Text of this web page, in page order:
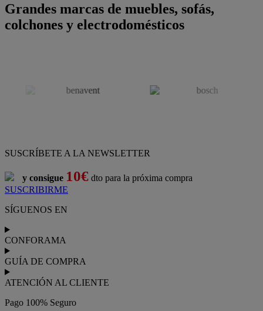
Grandes marcas de muebles, sofás,
colchones y electrodomésticos
SUSCRÍBETE A LA NEWSLETTER
y consigue 10€ dto para la próxima compra
SUSCRIBIRME
SÍGUENOS EN
CONFORAMA
GUÍA DE COMPRA
ATENCIÓN AL CLIENTE
Pago 100% Seguro